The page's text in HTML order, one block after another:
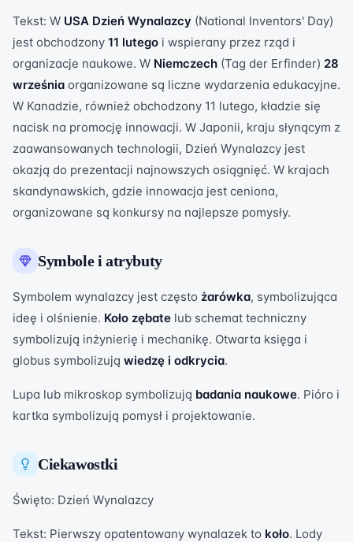
Tekst: W USA Dzień Wynalazcy (National Inventors' Day)
jest obchodzony 11 lutego i wspierany przez rząd i
organizacje naukowe. W Niemczech (Tag der Erfinder) 28
września organizowane są liczne wydarzenia edukacyjne.
W Kanadzie, również obchodzony 11 lutego, kładzie się
nacisk na promocję innowacji. W Japonii, kraju słynącym z
zaawansowanych technologii, Dzień Wynalazcy jest
okazją do prezentacji najnowszych osiągnięć. W krajach
skandynawskich, gdzie innowacja jest ceniona,
organizowane są konkursy na najlepsze pomysły.
Symbole i atrybuty
Symbolem wynalazcy jest często żarówka, symbolizująca
ideę i olśnienie. Koło zębate lub schemat techniczny
symbolizują inżynierię i mechanikę. Otwarta księga i
globus symbolizują wiedzę i odkrycia.
Lupa lub mikroskop symbolizują badania naukowe. Pióro i
kartka symbolizują pomysł i projektowanie.
Ciekawostki
Święto: Dzień Wynalazcy
Tekst: Pierwszy opatentowany wynalazek to koło. Lody